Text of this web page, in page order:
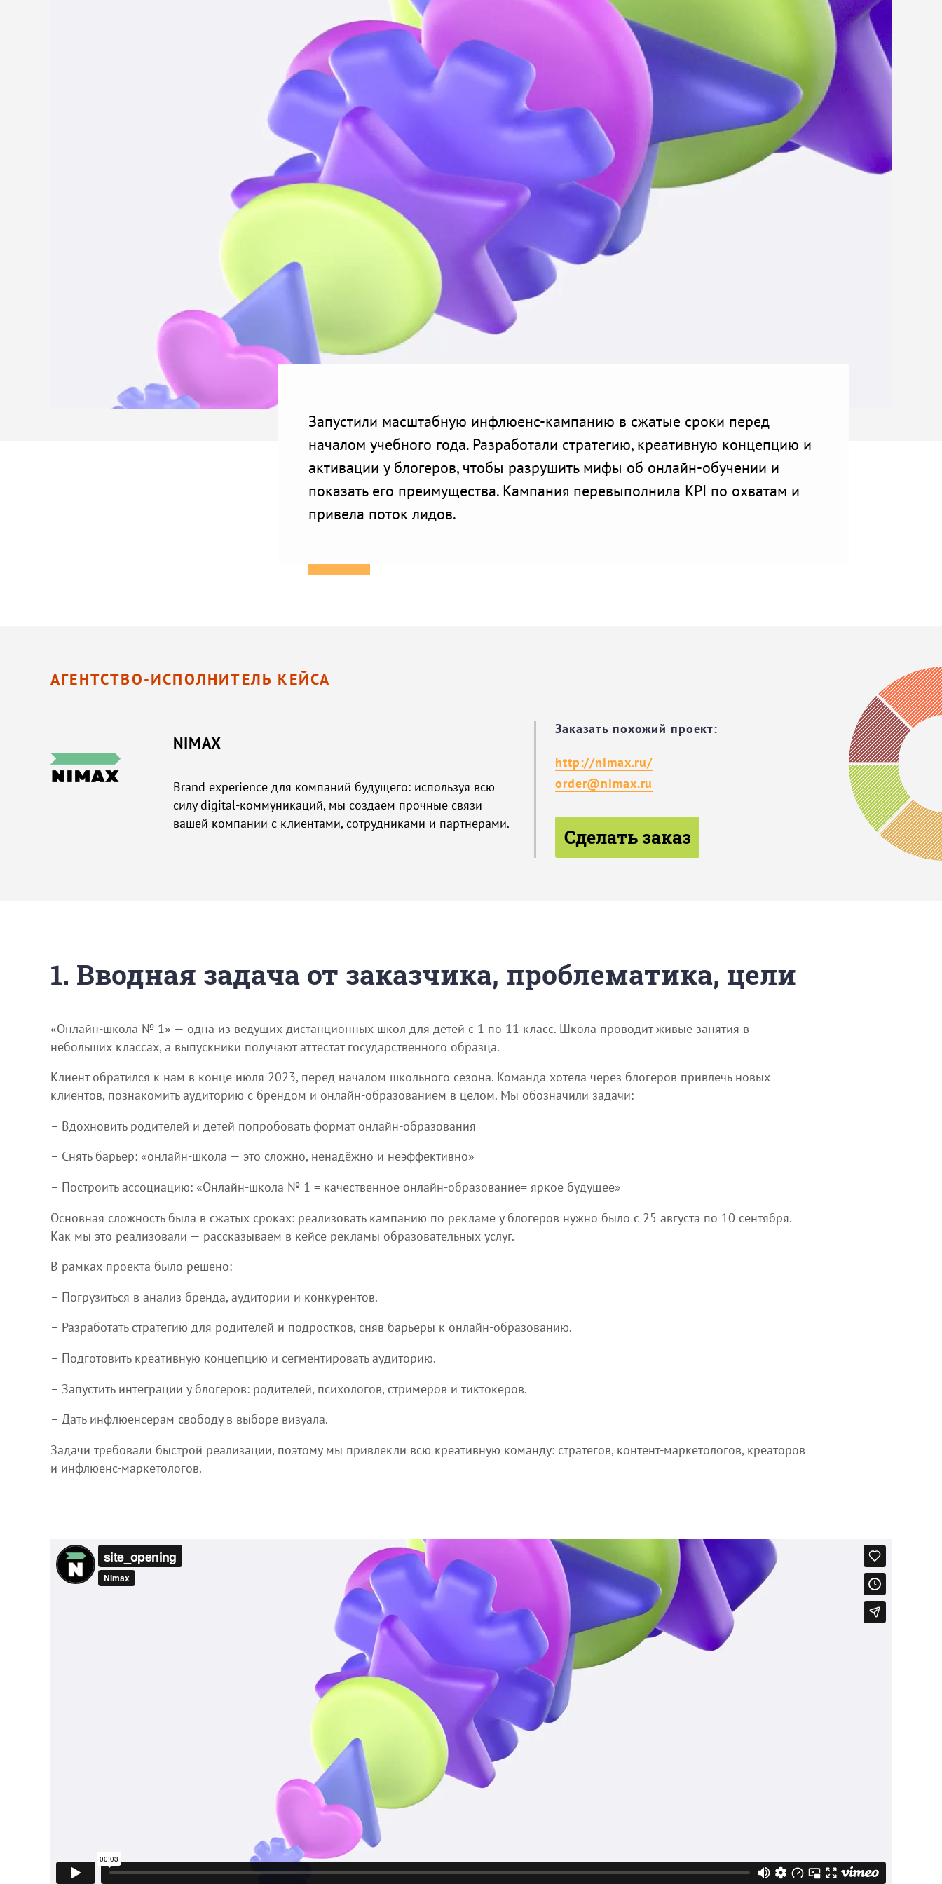
Запустили масштабную инфлюенс-кампанию в сжатые сроки перед
началом учебного года. Разработали стратегию, креативную концепцию и
активации у блогеров, чтобы разрушить мифы об онлайн-обучении и
показать его преимущества. Кампания перевыполнила KPI по охватам и
привела поток лидов.
АГЕНТСТВО-ИСПОЛНИТЕЛЬ КЕЙСА
NIMAX
Brand experience для компаний будущего: используя всю
силу digital-коммуникаций, мы создаем прочные связи
вашей компании с клиентами, сотрудниками и партнерами.
Заказать похожий проект:
http://nimax.ru/
order@nimax.ru
Сделать заказ
1. Вводная задача от заказчика, проблематика, цели
«Онлайн-школа № 1» — одна из ведущих дистанционных школ для детей с 1 по 11 класс. Школа проводит живые занятия в
небольших классах, а выпускники получают аттестат государственного образца.
Клиент обратился к нам в конце июля 2023, перед началом школьного сезона. Команда хотела через блогеров привлечь новых
клиентов, познакомить аудиторию с брендом и онлайн-образованием в целом. Мы обозначили задачи:
– Вдохновить родителей и детей попробовать формат онлайн-образования
– Снять барьер: «онлайн-школа — это сложно, ненадёжно и неэффективно»
– Построить ассоциацию: «Онлайн-школа № 1 = качественное онлайн-образование= яркое будущее»
Основная сложность была в сжатых сроках: реализовать кампанию по рекламе у блогеров нужно было с 25 августа по 10 сентября.
Как мы это реализовали — рассказываем в кейсе рекламы образовательных услуг.
В рамках проекта было решено:
– Погрузиться в анализ бренда, аудитории и конкурентов.
– Разработать стратегию для родителей и подростков, сняв барьеры к онлайн-образованию.
– Подготовить креативную концепцию и сегментировать аудиторию.
– Запустить интеграции у блогеров: родителей, психологов, стримеров и тиктокеров.
– Дать инфлюенсерам свободу в выборе визуала.
Задачи требовали быстрой реализации, поэтому мы привлекли всю креативную команду: стратегов, контент-маркетологов, креаторов
и инфлюенс-маркетологов.